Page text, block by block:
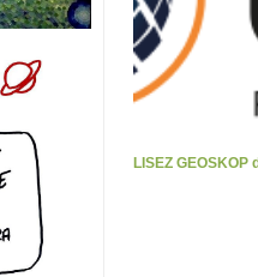
LISEZ GEOSKOP